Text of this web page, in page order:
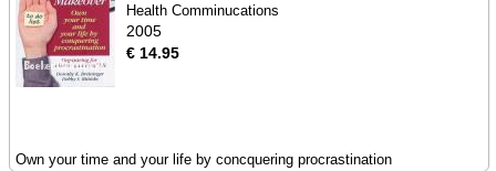
Health Comminucations
2005
€ 14.95
Own your time and your life by concquering procrastination